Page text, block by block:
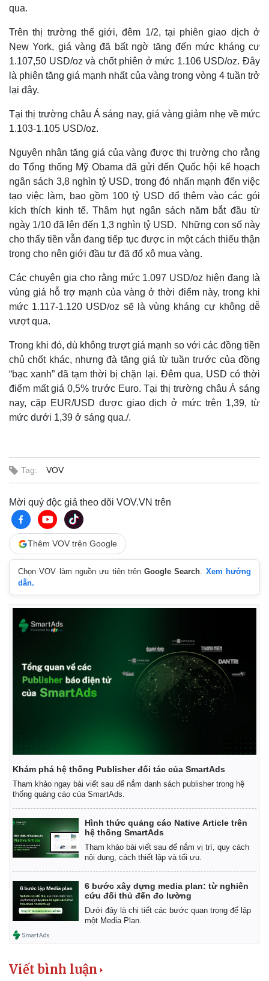
Thế giới
Quan sát
Cuộc sống đó đây
Hồ sơ
Multimedia
Video
Ảnh
E-Magazine
Infographic
Kinh tế
Thị trường
Giá vàng
Tỷ giá
Chứng khoán
Giá cà phê
qua.
Trên thị trường thế giới, đêm 1/2, tại phiên giao dịch ở
New York, giá vàng đã bất ngờ tăng đến mức kháng cự
1.107,50 USD/oz và chốt phiên ở mức 1.106 USD/oz. Đây
là phiên tăng giá mạnh nhất của vàng trong vòng 4 tuần trở
lại đây.
Tại thị trường châu Á sáng nay, giá vàng giảm nhẹ về mức
1.103-1.105 USD/oz.
Nguyên nhân tăng giá của vàng được thị trường cho rằng
do Tổng thống Mỹ Obama đã gửi đến Quốc hội kế hoạch
ngân sách 3,8 nghìn tỷ USD, trong đó nhấn mạnh đến việc
tạo việc làm, bao gồm 100 tỷ USD đổ thêm vào các gói
kích thích kinh tế. Thâm hụt ngân sách năm bắt đầu từ
ngày 1/10 đã lên đến 1,3 nghìn tỷ USD. Những con số này
cho thấy tiền vẫn đang tiếp tục được in một cách thiếu thận
trọng cho nên giới đầu tư đã đổ xô mua vàng.
Các chuyên gia cho rằng mức 1.097 USD/oz hiện đang là
vùng giá hỗ trợ mạnh của vàng ở thời điểm này, trong khi
mức 1.117-1.120 USD/oz sẽ là vùng kháng cự không dễ
vượt qua.
Trong khi đó, dù không trượt giá mạnh so với các đồng tiền
chủ chốt khác, nhưng đà tăng giá từ tuần trước của đồng
“bạc xanh” đã tạm thời bị chặn lại. Đêm qua, USD có thời
điểm mất giá 0,5% trước Euro. Tại thị trường châu Á sáng
nay, cặp EUR/USD được giao dịch ở mức trên 1,39, từ
mức dưới 1,39 ở sáng qua./.
Tag: VOV
Mời quý độc giả theo dõi VOV.VN trên
Thêm VOV trên Google
Chọn VOV làm nguồn ưu tiên trênGoogle Search. Xem hướng
dẫn.
Khám phá hệ thống Publisher đối tác của SmartAds
Tham khảo ngay bài viết sau để nắm danh sách publisher trong hệ
thống quảng cáo của SmartAds.
Hình thức quảng cáo Native Article trên
hệ thống SmartAds
Tham khảo bài viết sau để nắm vị trí, quy cách
nội dung, cách thiết lập và tối ưu.
6 bước xây dựng media plan: từ nghiên
cứu đối thủ đến đo lường
Dưới đây là chi tiết các bước quan trọng để lập
một Media Plan.
Viết bình luận